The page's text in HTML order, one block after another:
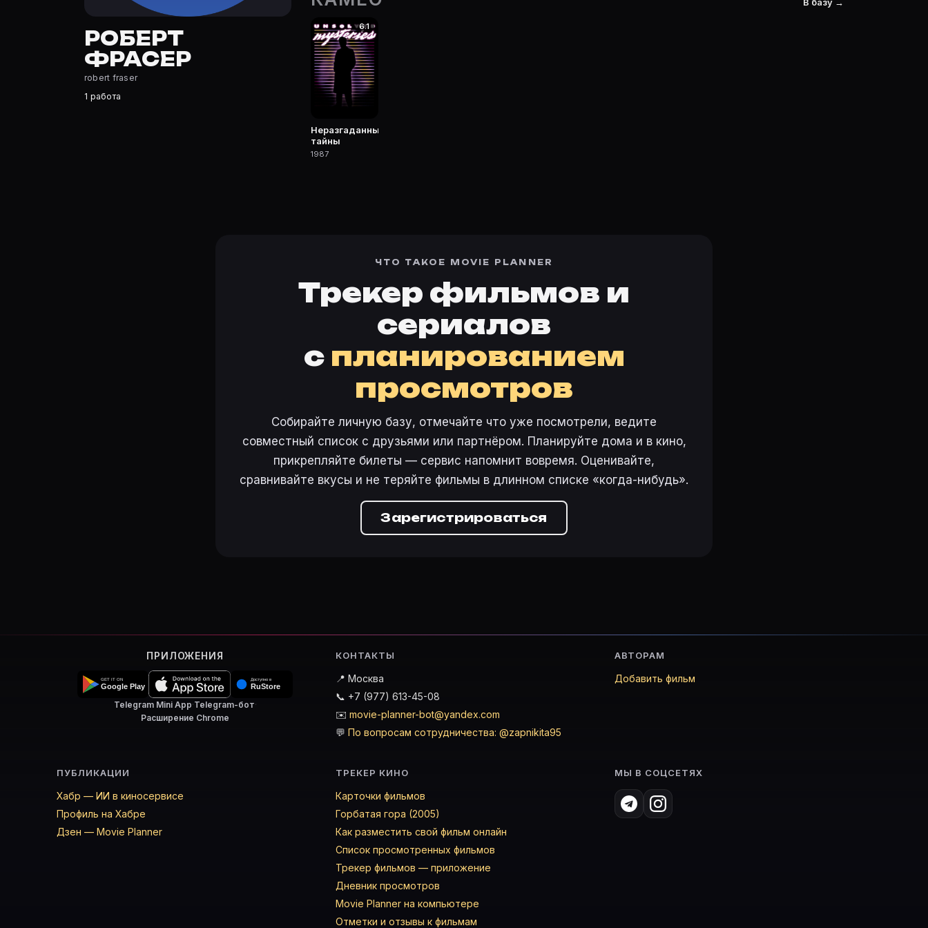
Где открыть фильмографию Роберт Фрасер?
На Movie Planner: https://movie-planner.ru/s/7177243 — фильмы, сериалы, роли и фото.
РОБЕРТ
ФРАСЕР
robert fraser
1 работа
6.1
Неразгаданные
тайны
1987
ЧТО ТАКОЕ MOVIE PLANNER
Трекер фильмов и
сериалов
с планированием
просмотров
Собирайте личную базу, отмечайте что уже посмотрели, ведите
совместный список с друзьями или партнёром. Планируйте дома и в кино,
прикрепляйте билеты — сервис напомнит вовремя. Оценивайте,
сравнивайте вкусы и не теряйте фильмы в длинном списке «когда-нибудь».
Зарегистрироваться
ПРИЛОЖЕНИЯ
Telegram Mini App·Telegram-бот·
Расширение Chrome
КОНТАКТЫ
📍 Москва
📞 +7 (977) 613-45-08
✉️ movie-planner-bot@yandex.com
💬 По вопросам сотрудничества: @zapnikita95
АВТОРАМ
Добавить фильм
ПУБЛИКАЦИИ
Хабр — ИИ в киносервисе
Профиль на Хабре
Дзен — Movie Planner
ТРЕКЕР КИНО
Карточки фильмов
Горбатая гора (2005)
Как разместить свой фильм онлайн
Список просмотренных фильмов
Трекер фильмов — приложение
Дневник просмотров
Movie Planner на компьютере
Отметки и отзывы к фильмам
МЫ В СОЦСЕТЯХ